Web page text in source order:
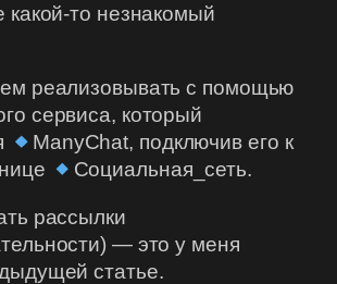
какой-то незнакомый
реализовывать с помощью
сервиса, который
ManyChat, подключив его к
Социальная_сеть.
рассылки
— это у меня
статье.